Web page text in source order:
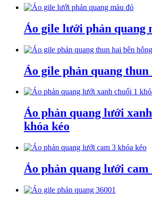
Áo gile lưới phản quang
Áo gile phản quang thun
Áo phản quang lưới
khóa kéo
Áo phản quang lưới cam